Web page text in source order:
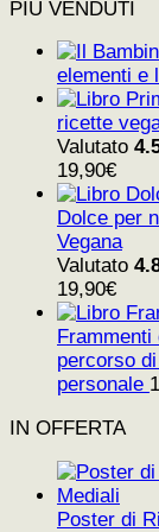
PIÙ VENDUTI
elementi e
ricette
Valutato
19,90€
Dolce per
Vegana
Valutato
19,90€
percorso
personale
IN OFFERTA
Poster di